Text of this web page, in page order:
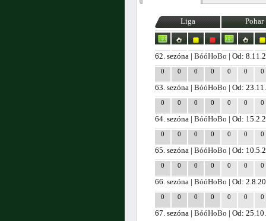
Liga Pohar
62. sezóna |BóóHoBo | Od:
0 0 0 0 0 0 0
63. sezóna |BóóHoBo | Od:
0 0 0 0 0 0 0
64. sezóna |BóóHoBo | Od:
0 0 0 0 0 0 0
65. sezóna |BóóHoBo | Od:
0 0 0 0 0 0 0
66. sezóna |BóóHoBo | Od:
0 0 0 0 0 0 0
67. sezóna |BóóHoBo | Od: